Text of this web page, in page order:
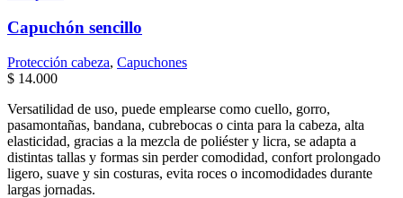
Capuchón sencillo
Protección cabeza, Capuchones
$ 14.000
Versatilidad de uso, puede emplearse como cuello, gorro,
pasamontañas, bandana, cubrebocas o cinta para la cabeza, alta
elasticidad, gracias a la mezcla de poliéster y licra, se adapta a
distintas tallas y formas sin perder comodidad, confort prolongado
ligero, suave y sin costuras, evita roces o incomodidades durante
largas jornadas.